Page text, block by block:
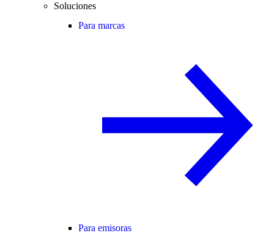
Soluciones
Para marcas
Para emisoras